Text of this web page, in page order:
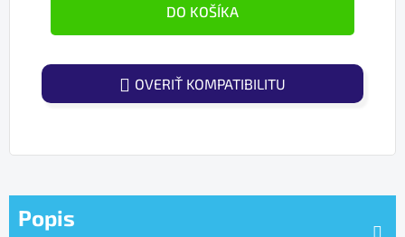
DO KOŠÍKA
OVERIŤ KOMPATIBILITU
Popis